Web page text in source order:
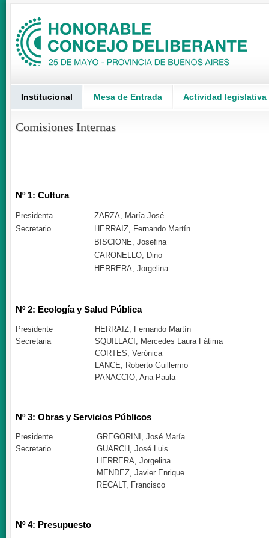
Institucional Mesa de Entrada Actividad legislativa
Comisiones Internas
Nº 1: Cultura
Presidenta
ZARZA, María José
Secretario
HERRAIZ, Fernando Martín
BISCIONE, Josefina
CARONELLO, Dino
HERRERA, Jorgelina
Nº 2: Ecología y Salud Pública
Presidente
HERRAIZ, Fernando Martín
Secretaria
SQUILLACI, Mercedes Laura Fátima
CORTES, Verónica
LANCE, Roberto Guillermo
PANACCIO, Ana Paula
Nº 3: Obras y Servicios Públicos
Presidente
GREGORINI, José María
Secretario
GUARCH, José Luis
HERRERA, Jorgelina
MENDEZ, Javier Enrique
RECALT, Francisco
Nº 4: Presupuesto